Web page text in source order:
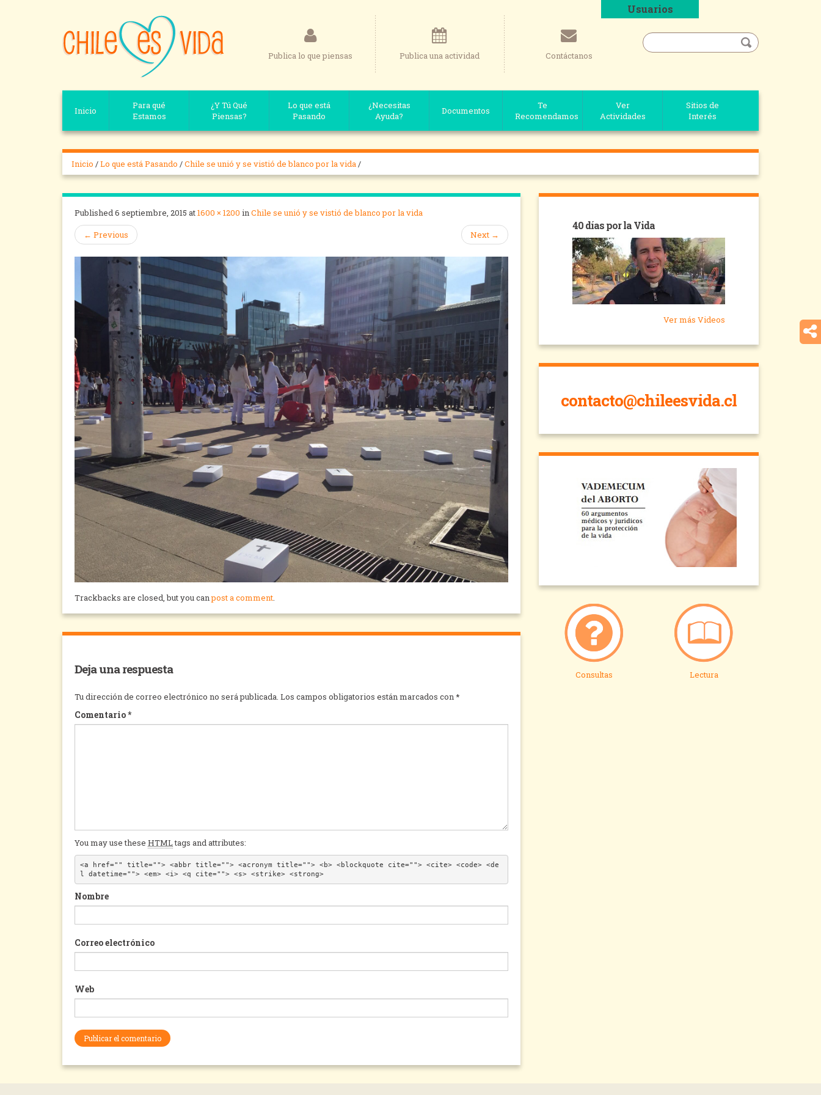
Publica lo que piensas Publica una actividad Contáctanos
Inicio
Para qué
Estamos
¿Y Tú Qué
Piensas?
Lo que está
Pasando
¿Necesitas
Ayuda?
Documentos
Te
Recomendamos
Ver
Actividades
Sitios de
Interés
Inicio /Lo que está Pasando /Chile se unió y se vistió de blanco por la vida/
Published6 septiembre, 2015 at1600 × 1200 inChile se unió y se vistió de blanco por la vida
← Previous Next →
Trackbacks are closed, but you canpost a comment
Deja una respuesta
Tu dirección de correo electrónico no será publicada. Los campos obligatorios están marcados con *
Comentario*
You may use these HTMLtags and attributes:
<a href="" title=""> <abbr title=""> <acronym title=""> <b> <blockquote cite=""> <cite> <code> <de
l datetime=""> <em> <i> <q cite=""> <s> <strike> <strong>
Nombre
Correo electrónico
Web
40 días por la Vida
Ver más Videos
contacto@chileesvida.cl
Consultas Lectura
Usuarios